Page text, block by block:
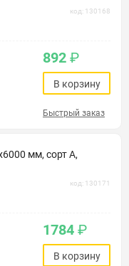
код: 130168
892 ₽
В корзину
Быстрый заказ
мм, сорт А,
код: 130171
1784 ₽
В корзину